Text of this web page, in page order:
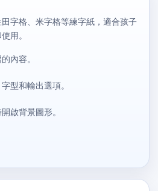
字格、米字格等練字紙，適合孩子
用。
內容。
型和輸出選項。
啟背景圖形。